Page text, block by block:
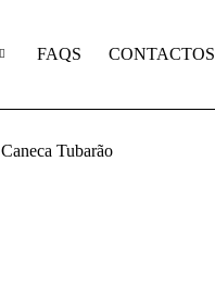
FAQS CONTACTOS
Caneca Tubarão